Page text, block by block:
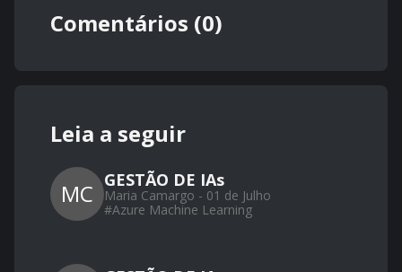
Comentários (0)
Leia a seguir
MC GESTÃO DE IAs
Maria Camargo - 01 de Julho
#Azure Machine Learning